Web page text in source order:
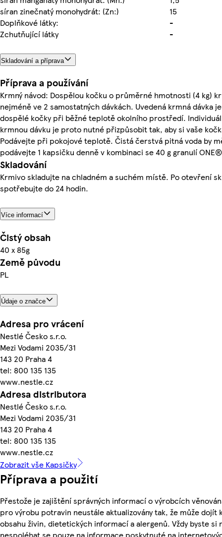
síran zinečnatý monohydrát: (Zn:)
15
Doplňkové látky:
-
Zchutňující látky
-
Skladování a příprava
Příprava a používání
Krmný návod: Dospělou kočku o průměrné hmotnosti (4 kg)
nejméně ve 2 samostatných dávkách. Uvedená krmná dávka
dospělé kočky při běžné teplotě okolního prostředí.
krmnou dávku je proto nutné přizpůsobit tak, aby si vaše
Podávejte při pokojové teplotě. Čistá čerstvá pitná voda by
podávejte 1 kapsičku denně v kombinaci se 40 g granulí
Skladování
Krmivo skladujte na chladném a suchém místě. Po otevření
spotřebujte do 24 hodin.
Více informací
Čistý obsah
40 x 85g
Země původu
PL
Údaje o značce
Adresa pro vrácení
Nestlé Česko s.r.o.
Mezi Vodami 2035/31
143 20 Praha 4
tel: 800 135 135
www.nestle.cz
Adresa distributora
Nestlé Česko s.r.o.
Mezi Vodami 2035/31
143 20 Praha 4
tel: 800 135 135
www.nestle.cz
Zobrazit vše Kapsičky
Příprava a použití
Přestože je zajištění správných informací o výrobcích
pro výrobu potravin neustále aktualizovány tak, že může dojít
obsahu živin, dietetických informací a alergenů. Vždy byste